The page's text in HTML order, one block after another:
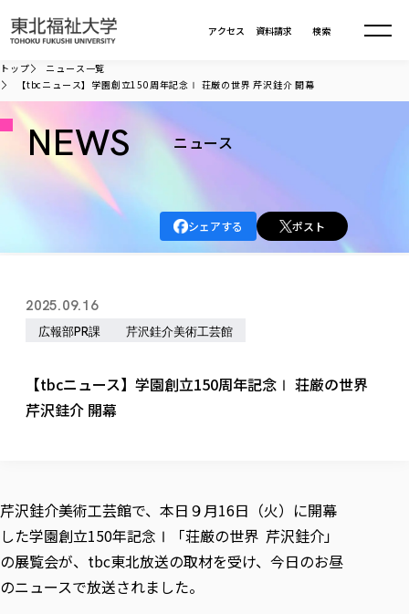
資料請求
アクセス 検索
大学について
建学の精神・教育の理念
学長室の窓
各種方針
大学の歩み
学則
校歌の歴史
教職員募集
役員・評議員一覧
キャンパス案内
大学の取り組み
大学の取り組み
社会連携・研究
カリキュラム編成ガイドライン
研究活動における不正行為の防止等に関する対応
大学広報誌「TFU Newsletter 東北福祉大学通信」
初年次教育（リエゾンゼミⅠ）について
リエゾンゼミ・ナビ（テキスト等）
情報公開
寄附行為
事業計画／財務・事業報告
大学評価
IR情報
学校教育法施行規則第172条の2に基づく情報公開
学部・大学院
学部・大学院TOP
総合福祉学部
社会福祉学科
福祉行政学科
共生まちづくり学部
共生まちづくり学科
教育学部
健康科学部
リハビリテーション学科
医療経営管理学科
情報福祉マネジメント学科
仏教専修科
入学試験
デジタルパンフ
就職状況
東北福祉大学のキャリアサポート
進路・就職支援
東北福祉大学のキャリア教育
採用ご担当者様へ
採用ご担当者様へ
センター長の挨拶
在学生の方
課外活動
課外活動 TOP
大学指定団体紹介
国際交流
交換留学生 Exchange students
海外留学・研修
外国人在学生
社会連携・研究 TOP
東北福祉大学の研究活動
東北福祉大学の研究活動
生涯教育・キャリア教育
生涯教育・キャリア教育TOP
関連法人
トップ
ニュース一覧
【tbcニュース】学園創立150周年記念Ⅰ 荘厳の世界 芹沢銈介 開幕
NEWS ニュース
シェアする ポスト
2025.09.16
広報部PR課 芹沢銈介美術工芸館
【tbcニュース】学園創立150周年記念Ⅰ 荘厳の世界
芹沢銈介 開幕
芹沢銈介美術工芸館で、本日９月16日（火）に開幕
した学園創立150年記念Ⅰ「荘厳の世界 芹沢銈介」
の展覧会が、tbc東北放送の取材を受け、今日のお昼
のニュースで放送されました。